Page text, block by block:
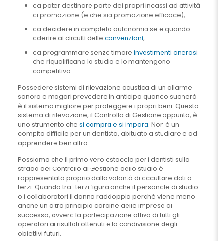
da poter destinare parte dei propri incassi ad attività
di promozione (e che sia promozione efficace),
da decidere in completa autonomia se e quando
aderire ai circuiti delle convenzioni,
da programmare senza timore investimenti onerosi
che riqualificano lo studio e lo mantengono
competitivo.
Possedere sistemi di rilevazione acustica di un allarme
sonoro e magari prevedere in anticipo quando suonerà
è il sistema migliore per proteggere i propri beni. Questo
sistema di rilevazione, il Controllo di Gestione appunto, è
uno strumento che si compra e si impara. Non è un
compito difficile per un dentista, abituato a studiare e ad
apprendere ben altro.
Possiamo che il primo vero ostacolo per i dentisti sulla
strada del Controllo di Gestione dello studio è
rappresentato proprio dalla volontà di occultare dati a
terzi. Quando tra i terzi figura anche il personale di studio
o i collaboratori il danno raddoppia perché viene meno
anche un altro principio cardine delle imprese di
successo, ovvero la partecipazione attiva di tutti gli
operatori ai risultati ottenuti e la condivisione degli
obiettivi futuri.